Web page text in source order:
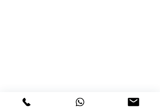
PAIEMENTS ACCEPTÉS